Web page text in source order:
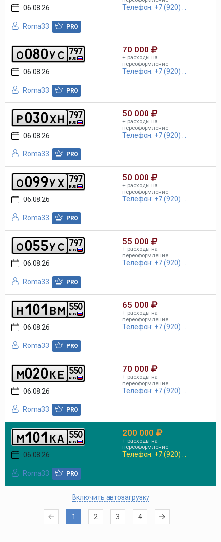
06.08.26
Roma33 PRO
Телефон: +7 (920) ...
o080y c RUS
797
06.08.26
Roma33 PRO
70 000
+ расходы на
переоформление
Телефон: +7 (920) ...
p030xh RUS
797
06.08.26
Roma33 PRO
50 000
+ расходы на
переоформление
Телефон: +7 (920) ...
o099y x RUS
797
06.08.26
Roma33 PRO
50 000
+ расходы на
переоформление
Телефон: +7 (920) ...
o055y c RUS
797
06.08.26
Roma33 PRO
55 000
+ расходы на
переоформление
Телефон: +7 (920) ...
h101b m RUS
550
06.08.26
Roma33 PRO
65 000
+ расходы на
переоформление
Телефон: +7 (920) ...
m020k e RUS
550
06.08.26
Roma33 PRO
70 000
+ расходы на
переоформление
Телефон: +7 (920) ...
m101ka RUS
550
06.08.26
Roma33 PRO
200 000
+ расходы на
переоформление
Телефон: +7 (920) ...
Включить автозагрузку
1 2 3 4